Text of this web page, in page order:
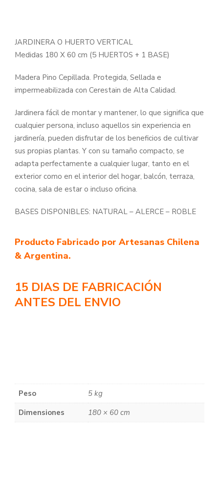
JARDINERA O HUERTO VERTICAL
Medidas 180 X 60 cm (5 HUERTOS + 1 BASE)
Madera Pino Cepillada. Protegida, Sellada e
impermeabilizada con Cerestain de Alta Calidad.
Jardinera fácil de montar y mantener, lo que significa que
cualquier persona, incluso aquellos sin experiencia en
jardinería, pueden disfrutar de los beneficios de cultivar
sus propias plantas. Y con su tamaño compacto, se
adapta perfectamente a cualquier lugar, tanto en el
exterior como en el interior del hogar, balcón, terraza,
cocina, sala de estar o incluso oficina.
BASES DISPONIBLES: NATURAL – ALERCE – ROBLE
Producto Fabricado por Artesanas Chilena
& Argentina.
15 DIAS DE FABRICACIÓN
ANTES DEL ENVIO
Peso
5 kg
Dimensiones
180 × 60 cm